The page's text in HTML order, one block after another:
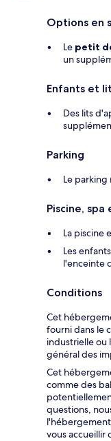
Options en
Le petit
un
Enfants et
Des lits
Parking
Le parking
Piscine,
La piscine
Les
l'enceinte
Conditions
Cet
fourni dans le
industrielle ou
général des
Cet
comme des
questions,
vous accueillir